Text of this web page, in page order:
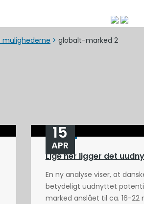
> globalt-marked 2
Lige her ligger det
15
APR
En ny analyse viser, at
betydeligt uudnyttet
marked anslået til ca. 16-22